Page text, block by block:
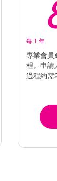
每 1 年
專業會員
程。申請
過程約需